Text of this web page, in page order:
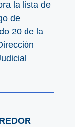
la lista de
de
20 de la